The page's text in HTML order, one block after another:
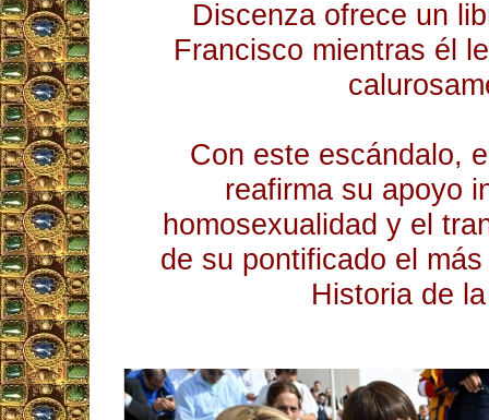
Discenza ofrece un
Francisco mientras él
Con este escándalo,
reafirma su apoyo
homosexualidad y el
de su pontificado el
Historia de